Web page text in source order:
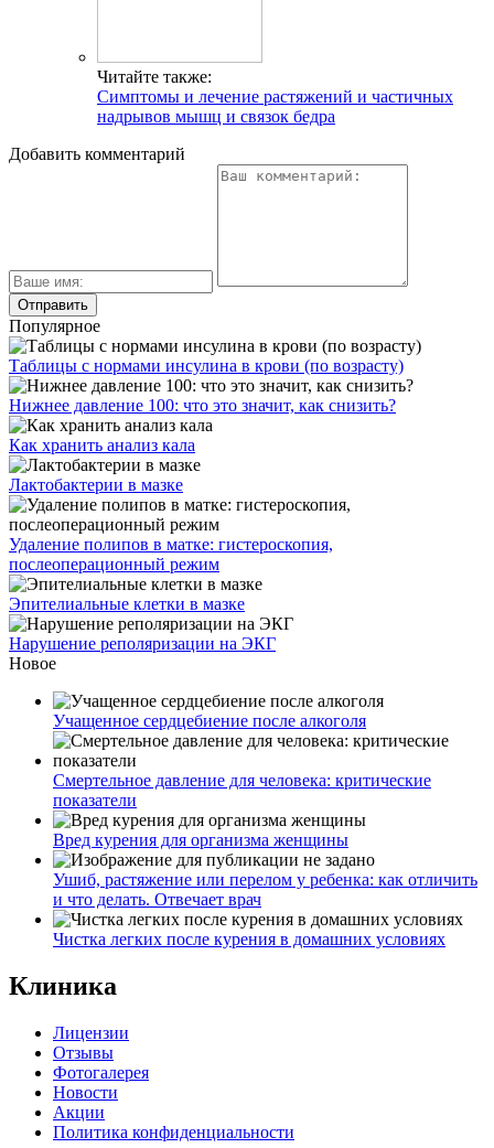
Читайте также:
Симптомы и лечение растяжений и частичных
надрывов мышц и связок бедра
Добавить комментарий
Популярное
Таблицы с нормами инсулина в крови (по возрасту)
Нижнее давление 100: что это значит, как снизить?
Как хранить анализ кала
Лактобактерии в мазке
Удаление полипов в матке: гистероскопия,
послеоперационный режим
Эпителиальные клетки в мазке
Нарушение реполяризации на ЭКГ
Новое
Учащенное сердцебиение после алкоголя
Смертельное давление для человека: критические
показатели
Вред курения для организма женщины
Ушиб, растяжение или перелом у ребенка: как отличить
и что делать. Отвечает врач
Чистка легких после курения в домашних условиях
Клиника
Лицензии
Отзывы
Фотогалерея
Новости
Акции
Политика конфиденциальности